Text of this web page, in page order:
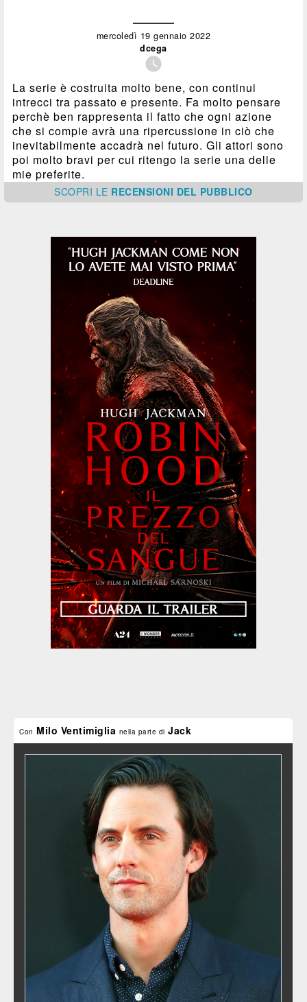
mercoledì 19 gennaio 2022
dcega

La serie è costruita molto bene, con continui
intrecci tra passato e presente. Fa molto pensare
perchè ben rappresenta il fatto che ogni azione
che si compie avrà una ripercussione in ciò che
inevitabilmente accadrà nel futuro. Gli attori sono
poi molto bravi per cui ritengo la serie una delle
mie preferite.
SCOPRI LE RECENSIONI DEL PUBBLICO
Con Milo Ventimiglia nella parte di Jack